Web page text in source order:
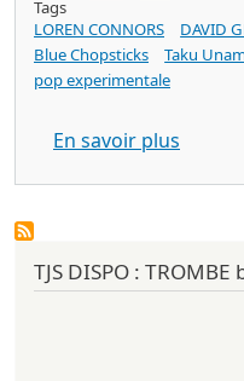
Tags
LOREN CONNORS
DAVID
Blue Chopsticks
Taku
pop experimentale
En savoir plus
TJS DISPO :